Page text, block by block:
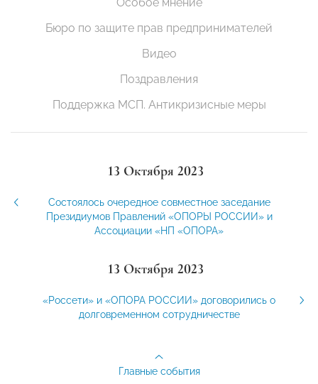
Бюро по защите прав предпринимателей
Видео
Поздравления
Поддержка МСП. Антикризисные меры
13 Октября 2023
Состоялось очередное совместное заседание
Президиумов Правлений «ОПОРЫ РОССИИ» и
Ассоциации «НП «ОПОРА»
13 Октября 2023
«Россети» и «ОПОРА РОССИИ» договорились о
долговременном сотрудничестве
Главные события